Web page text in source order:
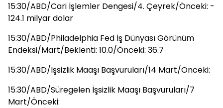
15:30/ABD/Cari İşlemler Dengesi/4. Çeyrek/Önceki: -
124.1 milyar dolar
15:30/ABD/Philadelphia Fed İş Dünyası Görünüm
Endeksi/Mart/Beklenti: 10.0/Önceki: 36.7
15:30/ABD/İşsizlik Maaşı Başvuruları/14 Mart/Önceki:
15:30/ABD/Süregelen İşsizlik Maaşı Başvuruları/7
Mart/Önceki: